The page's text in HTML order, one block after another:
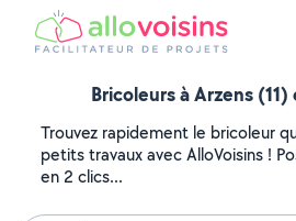
Bricoleurs à Arzens
Trouvez rapidement le bricoleur
petits travaux avec AlloVoisins !
en 2 clics...